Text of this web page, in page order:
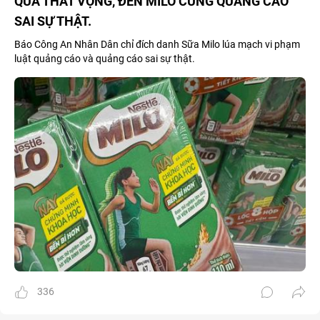
SAI SỰ THẬT.
Báo Công An Nhân Dân chỉ đích danh Sữa Milo lúa mạch vi phạm
luật quảng cáo và quảng cáo sai sự thật.
336